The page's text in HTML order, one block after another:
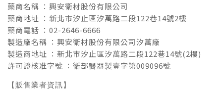
藥商名稱 ：興安衛材股份有限公司
藥商地址 ：新北市汐止區汐萬路二段122巷14號2樓
藥商電話 ：02-2646-6666
製造廠名稱 ：興安衛材股份有限公司汐萬廠
製造商地址 ：新北市汐止區汐萬路二段122巷14號(2樓)
許可證核准字號 ：衛部醫器製壹字第009096號
【販售業者資訊】